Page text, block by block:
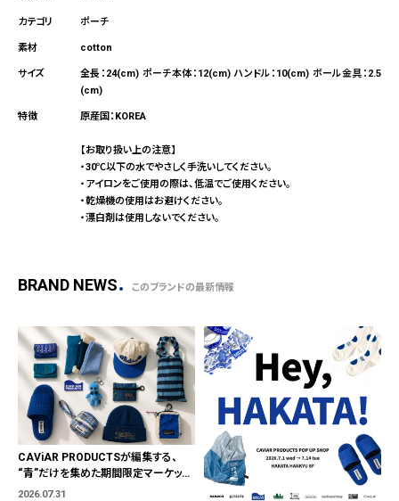
ポーチ
cotton
全長：24(cm) ポーチ本体：12(cm) ハンドル：10(cm) ボール金具：2.5
(cm)
原産国：KOREA
【お取り扱い上の注意】
・30℃以下の水でやさしく手洗いしてください。
・アイロンをご使用の際は、低温でご使用ください。
・乾燥機の使用はお避けください。
・漂白剤は使用しないでください。
BRAND NEWS このブランドの最新情報
CAViAR PRODUCTSが編集する、
“青”だけを集めた期間限定マーケット
「BLUE MARKET」が横浜に。ブランド
2026.07.31